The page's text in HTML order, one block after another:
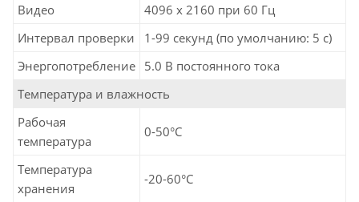
Видео
4096 x 2160 при 60 Гц
Интервал проверки
1-99 секунд (по умолчанию: 5 с)
Энергопотребление 5.0 В постоянного тока
Температура и влажность
Рабочая
температура
0-50°C
Температура
хранения
-20-60°C